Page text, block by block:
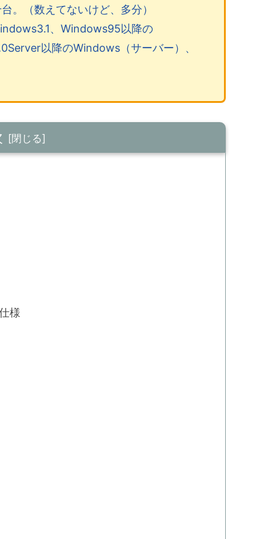
。（数えてないけど、多分）
、Windows95以降の
以降のWindows（サーバー）、
様